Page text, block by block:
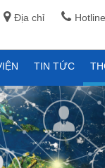
Địa chỉ
TIN TỨC